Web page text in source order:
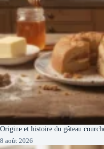
Origine et histoire du gâteau
8 août 2026